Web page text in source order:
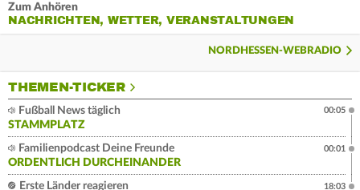
Zum Anhören
NACHRICHTEN, WETTER, VERANSTALTUNGEN
NORDHESSEN-WEBRADIO
THEMEN-TICKER
Fußball News täglich
STAMMPLATZ
00:05
Familienpodcast Deine Freunde
ORDENTLICH DURCHEINANDER
00:01
Erste Länder reagieren
18:03